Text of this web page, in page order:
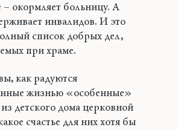
окормляет больницу. А
инвалидов. И это
список добрых дел,
при храме.
как радуются
жизнью «особенные»
детского дома церковной
счастье для них хотя бы